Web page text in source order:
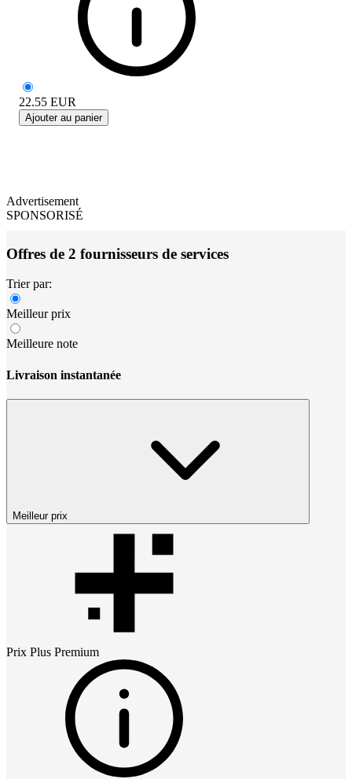
22.55 EUR
Ajouter au panier
Advertisement
SPONSORISÉ
Offres de 2 fournisseurs de services
Trier par:
Meilleur prix
Meilleure note
Livraison instantanée
Meilleur prix
Prix Plus Premium